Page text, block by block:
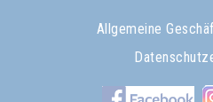
Allgemeine